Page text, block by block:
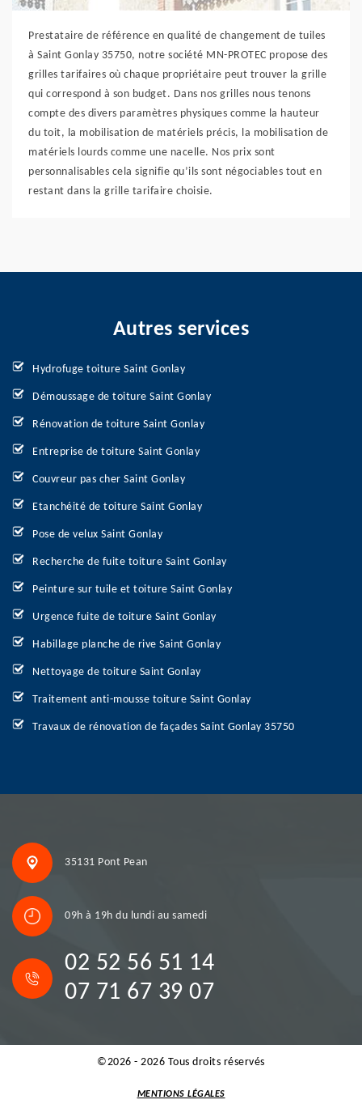
Prestataire de référence en qualité de changement de tuiles
à Saint Gonlay 35750, notre société MN-PROTEC propose des
grilles tarifaires où chaque propriétaire peut trouver la grille
qui correspond à son budget. Dans nos grilles nous tenons
compte des divers paramètres physiques comme la hauteur
du toit, la mobilisation de matériels précis, la mobilisation de
matériels lourds comme une nacelle. Nos prix sont
personnalisables cela signifie qu’ils sont négociables tout en
restant dans la grille tarifaire choisie.
Autres services
Hydrofuge toiture Saint Gonlay
Démoussage de toiture Saint Gonlay
Rénovation de toiture Saint Gonlay
Entreprise de toiture Saint Gonlay
Couvreur pas cher Saint Gonlay
Etanchéité de toiture Saint Gonlay
Pose de velux Saint Gonlay
Recherche de fuite toiture Saint Gonlay
Peinture sur tuile et toiture Saint Gonlay
Urgence fuite de toiture Saint Gonlay
Habillage planche de rive Saint Gonlay
Nettoyage de toiture Saint Gonlay
Traitement anti-mousse toiture Saint Gonlay
Travaux de rénovation de façades Saint Gonlay 35750
35131 Pont Pean
09h à 19h du lundi au samedi
02 52 56 51 14
07 71 67 39 07
©2026 - 2026 Tous droits réservés
MENTIONS LÉGALES